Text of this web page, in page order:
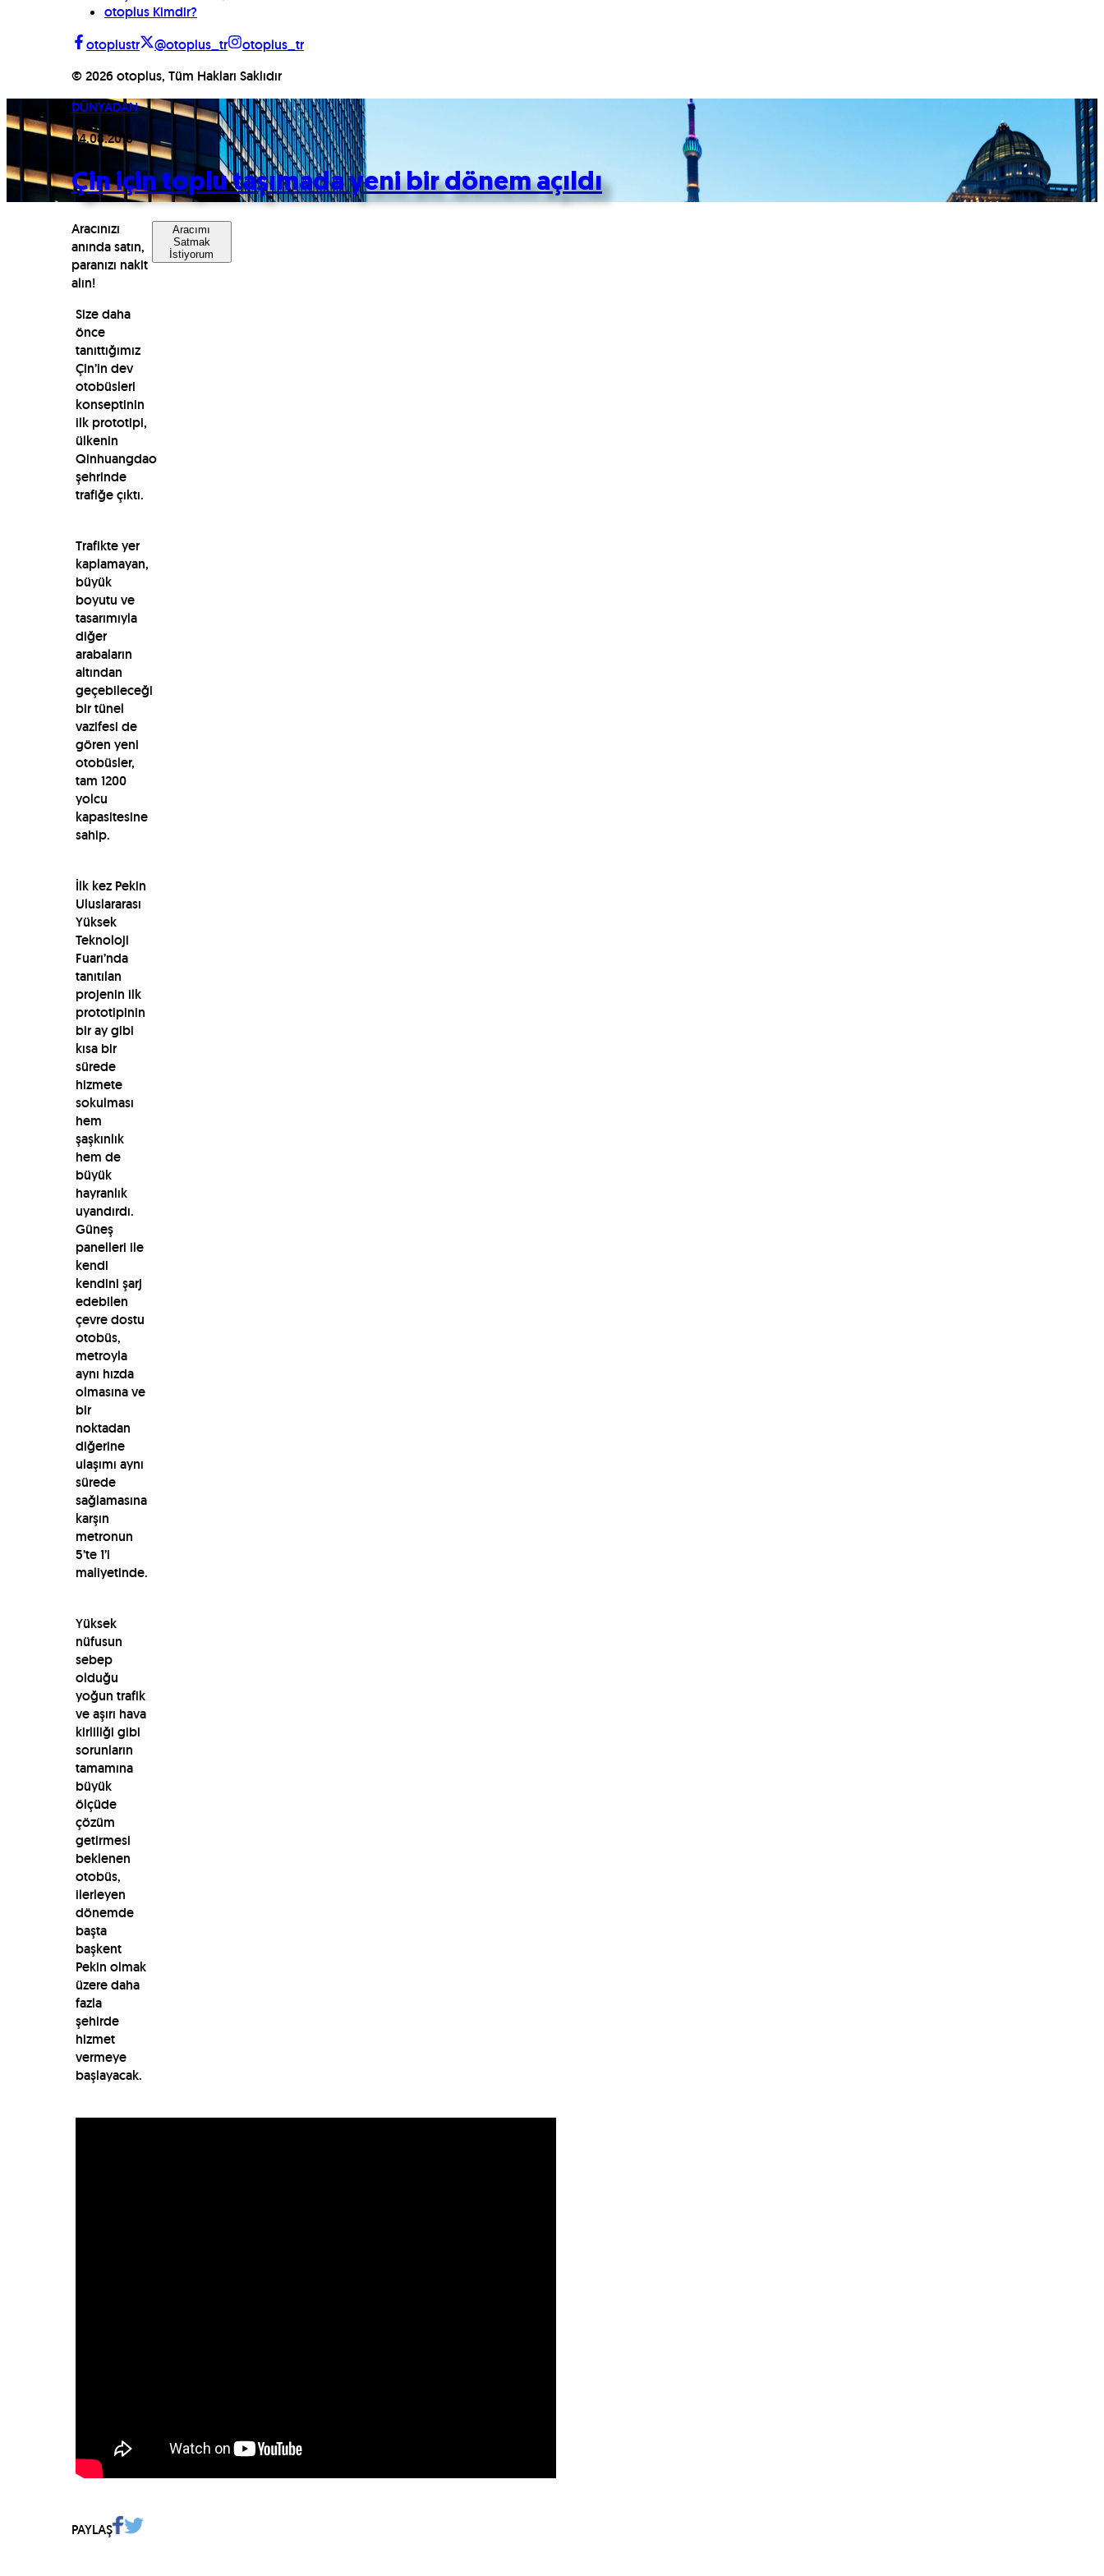
otoplus Kimdir?
otoplustr
@otoplus_tr
otoplus_tr
© 2026 otoplus, Tüm Hakları Saklıdır
DÜNYADAN
04.08.2016
Çin için toplu taşımada yeni bir dönem açıldı
Aracınızı
anında satın,
paranızı nakit
alın!
Aracımı
Satmak
İstiyorum
Size daha
önce
tanıttığımız
Çin’in dev
otobüsleri
konseptinin
ilk prototipi,
ülkenin
Qinhuangdao
şehrinde
trafiğe çıktı.
Trafikte yer
kaplamayan,
büyük
boyutu ve
tasarımıyla
diğer
arabaların
altından
geçebileceği
bir tünel
vazifesi de
gören yeni
otobüsler,
tam 1200
yolcu
kapasitesine
sahip.
İlk kez Pekin
Uluslararası
Yüksek
Teknoloji
Fuarı’nda
tanıtılan
projenin ilk
prototipinin
bir ay gibi
kısa bir
sürede
hizmete
sokulması
hem
şaşkınlık
hem de
büyük
hayranlık
uyandırdı.
Güneş
panelleri ile
kendi
kendini şarj
edebilen
çevre dostu
otobüs,
metroyla
aynı hızda
olmasına ve
bir
noktadan
diğerine
ulaşımı aynı
sürede
sağlamasına
karşın
metronun
5’te 1’i
maliyetinde.
Yüksek
nüfusun
sebep
olduğu
yoğun trafik
ve aşırı hava
kirliliği gibi
sorunların
tamamına
büyük
ölçüde
çözüm
getirmesi
beklenen
otobüs,
ilerleyen
dönemde
başta
başkent
Pekin olmak
üzere daha
fazla
şehirde
hizmet
vermeye
başlayacak.
PAYLAŞ